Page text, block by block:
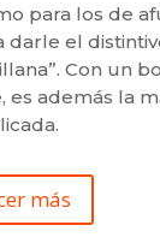
para los de
darle el
Con un
es además la
más